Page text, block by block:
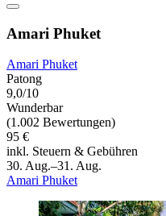
Amari Phuket
Amari Phuket
Patong
9,0/10
Wunderbar
(1.002 Bewertungen)
95 €
inkl. Steuern & Gebühren
30. Aug.–31. Aug.
Amari Phuket